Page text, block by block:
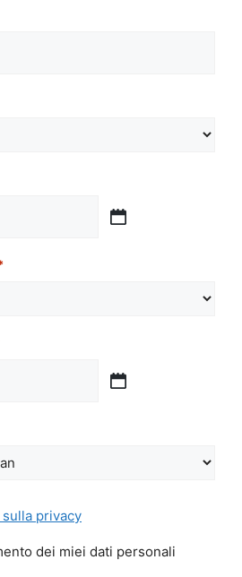
privacy
dei miei dati personali